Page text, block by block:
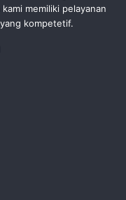
memiliki pelayanan
kompetetif.